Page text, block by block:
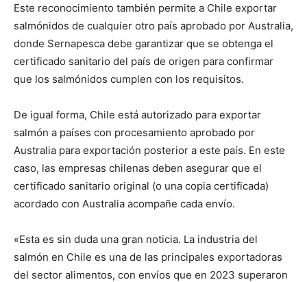
Este reconocimiento también permite a Chile exportar
salmónidos de cualquier otro país aprobado por Australia,
donde Sernapesca debe garantizar que se obtenga el
certificado sanitario del país de origen para confirmar
que los salmónidos cumplen con los requisitos.
De igual forma, Chile está autorizado para exportar
salmón a países con procesamiento aprobado por
Australia para exportación posterior a este país. En este
caso, las empresas chilenas deben asegurar que el
certificado sanitario original (o una copia certificada)
acordado con Australia acompañe cada envío.
«Esta es sin duda una gran noticia. La industria del
salmón en Chile es una de las principales exportadoras
del sector alimentos, con envíos que en 2023 superaron